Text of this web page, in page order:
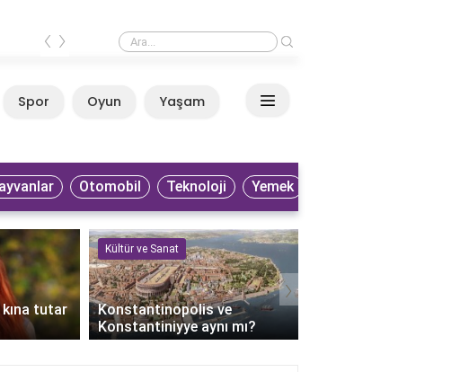
Küba filmleri nereden izlenir?
‹ ›
Spor Oyun Yaşam
Otomobil Teknoloji Yemek
kına tutar
Kültür ve Sanat
Konstantinopolis ve
Konstantiniyye aynı mı?
›